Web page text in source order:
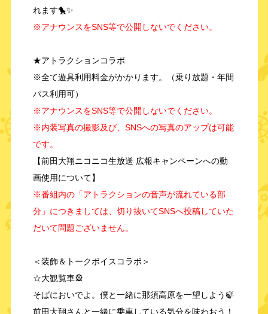
れます🐤✨
※アナウンスをSNS等で公開しないでください。
★アトラクションコラボ
※全て遊具利用料金がかかります。（乗り放題・年間
パス利用可）
※アナウンスをSNS等で公開しないでください。
※内装写真の撮影及び、SNSへの写真のアップは可能
です。
【前田大翔ニコニコ生放送 広報キャンペーンへの動
画使用について】
※番組内の「アトラクションの音声が流れている部
分」につきましては、切り抜いてSNSへ投稿していた
だいて問題ございません。
＜装飾＆トークボイスコラボ＞
☆大観覧車🎡
そばにおいでよ。僕と一緒に那須高原を一望しよう🍃
前田大翔さんと一緒に乗車している気分を味わおう！